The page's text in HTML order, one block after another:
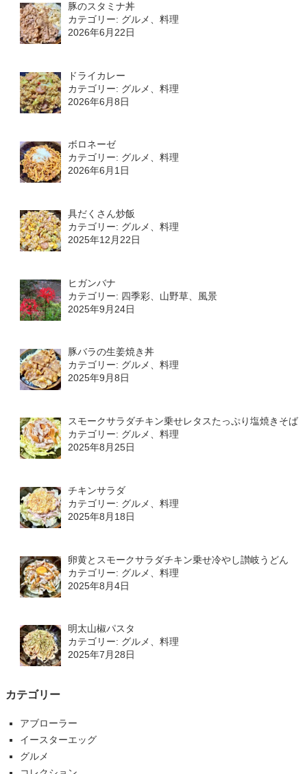
豚のスタミナ丼
カテゴリー: グルメ、料理
2026年6月22日
ドライカレー
カテゴリー: グルメ、料理
2026年6月8日
ボロネーゼ
カテゴリー: グルメ、料理
2026年6月1日
具だくさん炒飯
カテゴリー: グルメ、料理
2025年12月22日
ヒガンバナ
カテゴリー: 四季彩、山野草、風景
2025年9月24日
豚バラの生姜焼き丼
カテゴリー: グルメ、料理
2025年9月8日
スモークサラダチキン乗せレタスたっぷり塩焼きそば
カテゴリー: グルメ、料理
2025年8月25日
チキンサラダ
カテゴリー: グルメ、料理
2025年8月18日
卵黄とスモークサラダチキン乗せ冷やし讃岐うどん
カテゴリー: グルメ、料理
2025年8月4日
明太山椒パスタ
カテゴリー: グルメ、料理
2025年7月28日
カテゴリー
アブローラー
イースターエッグ
グルメ